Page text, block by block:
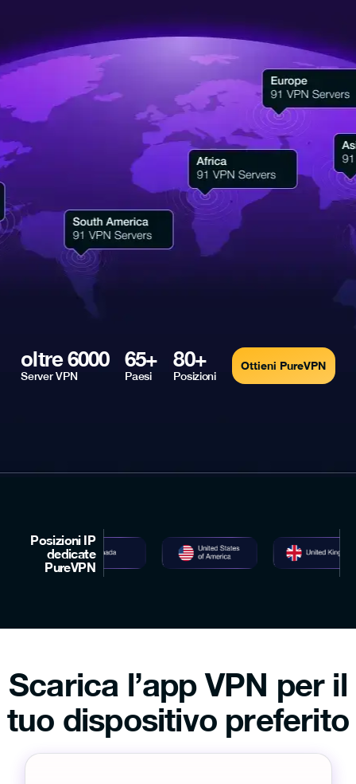
oltre 6000
Server VPN
65+
Paesi
80+
Posizioni
Ottieni PureVPN
Posizioni IP
dedicate
PureVPN
Scarica l’app VPN per il
tuo dispositivo preferito